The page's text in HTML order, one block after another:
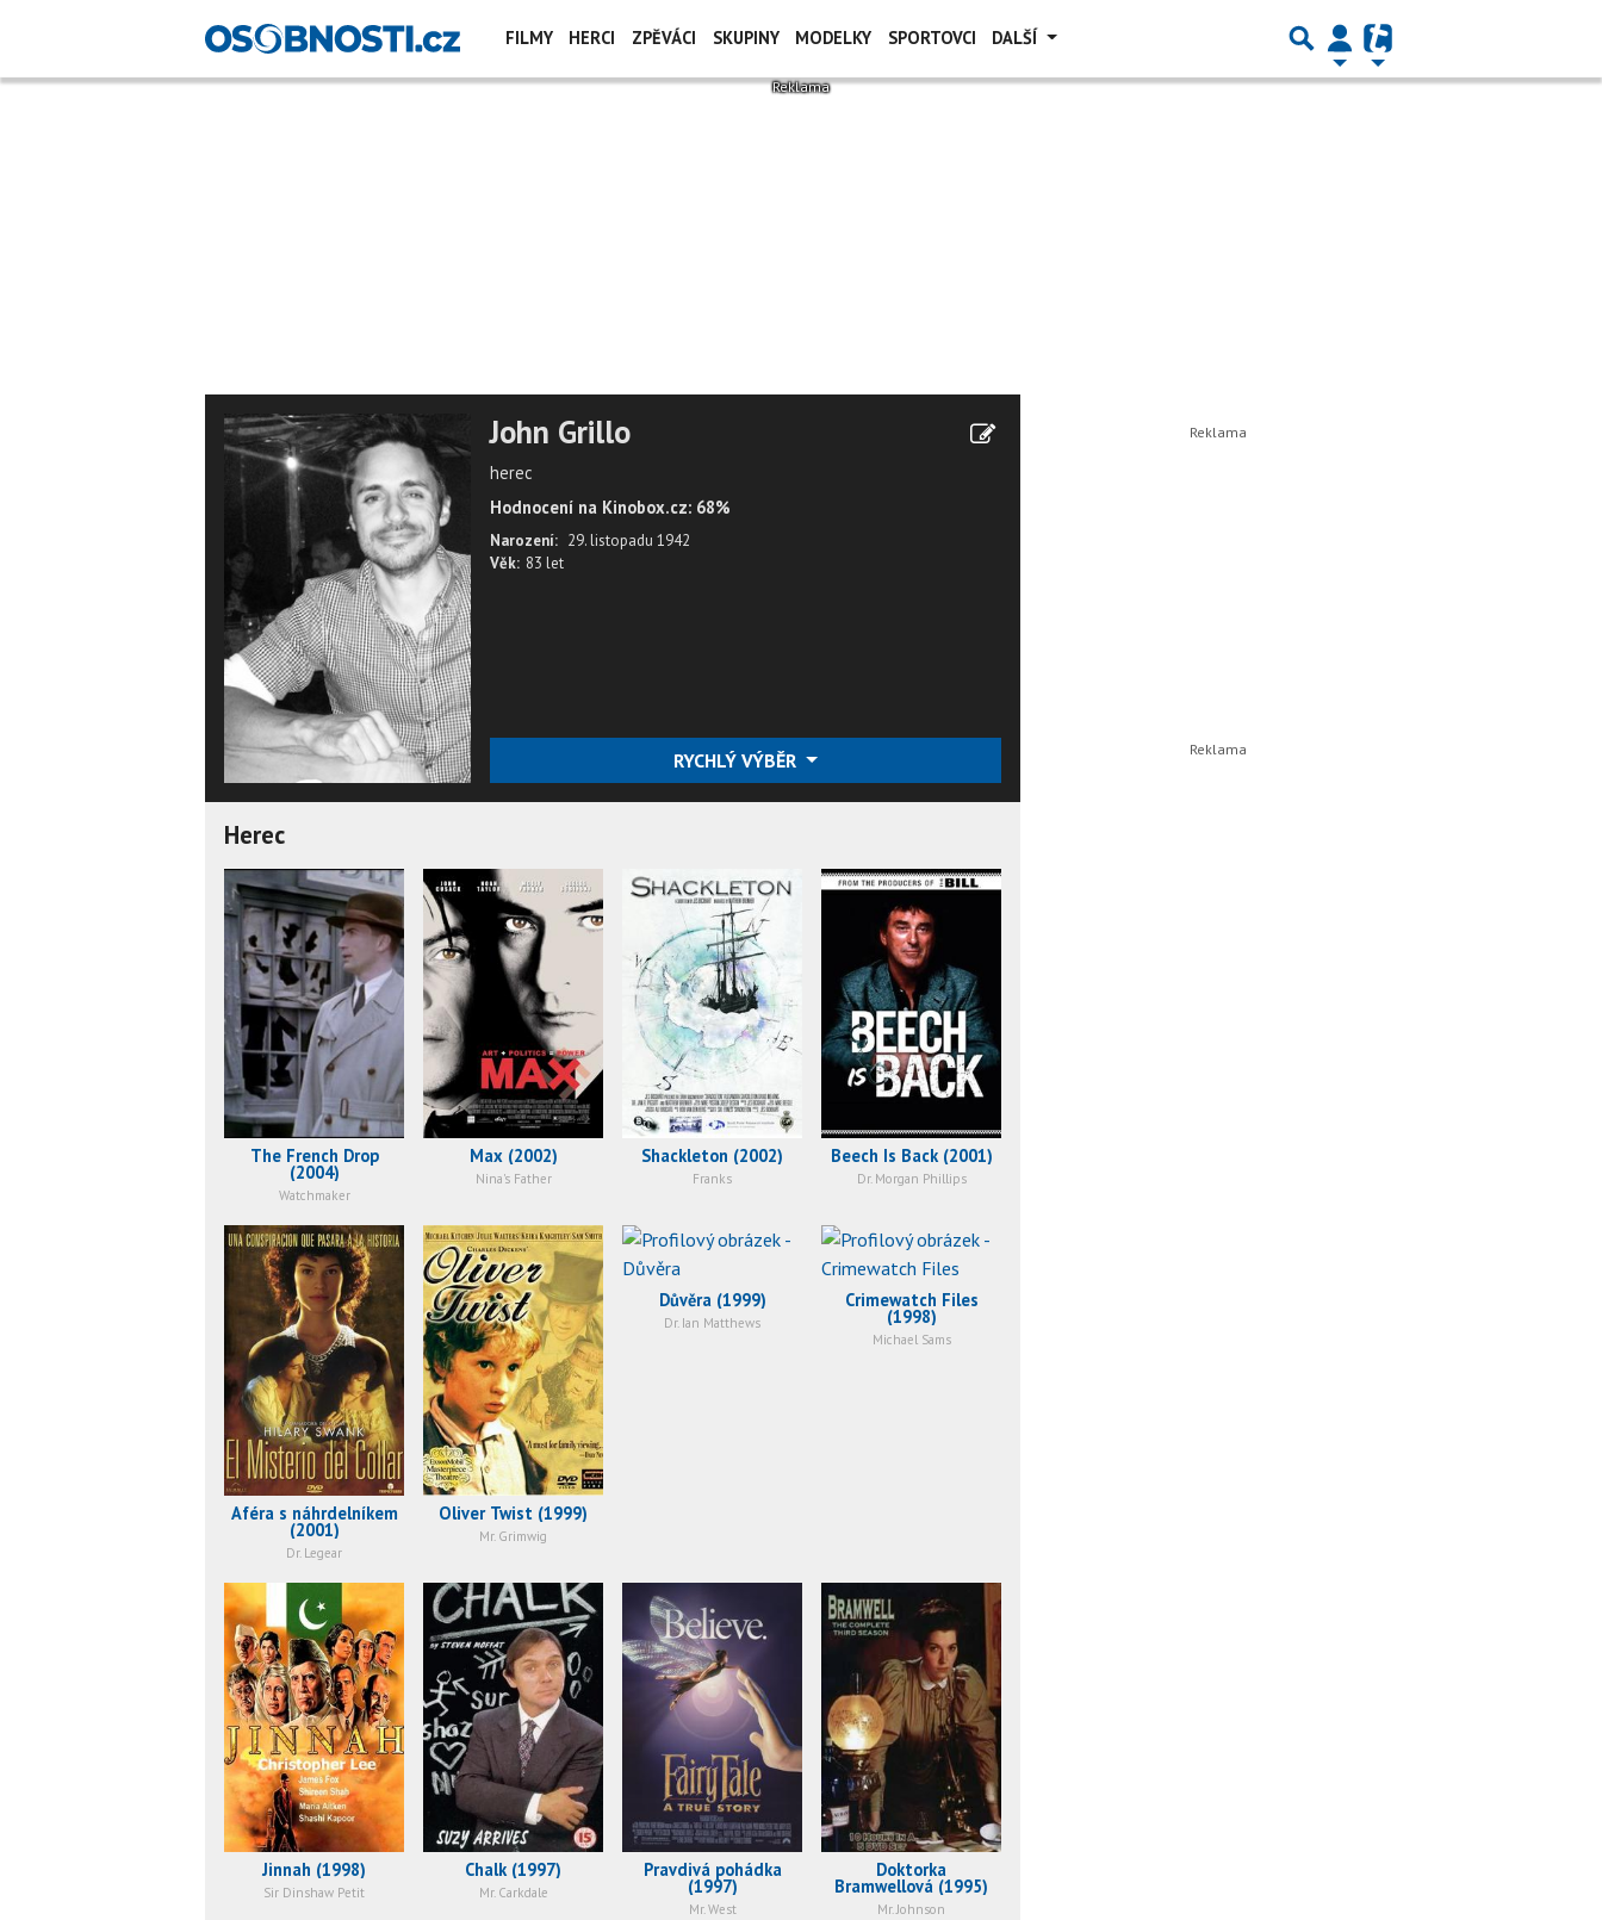
FILMY HERCI ZPĚVÁCI SKUPINY MODELKY SPORTOVCI DALŠÍ
John Grillo
herec
Hodnocení na Kinobox.cz: 68%
Narození: 29. listopadu 1942
Věk: 83 let
RYCHLÝ VÝBĚR
Herec
The French Drop
(2004)
Watchmaker
Max (2002)
Nina's Father
Shackleton (2002)
Franks
Beech Is Back (2001)
Dr. Morgan Phillips
Aféra s náhrdelníkem
(2001)
Dr. Legear
Oliver Twist (1999)
Mr. Grimwig
Důvěra (1999)
Dr. Ian Matthews
Crimewatch Files
(1998)
Michael Sams
Jinnah (1998)
Sir Dinshaw Petit
Chalk (1997)
Mr. Carkdale
Pravdivá pohádka
(1997)
Mr. West
Doktorka
Bramwellová (1995)
Mr. Johnson